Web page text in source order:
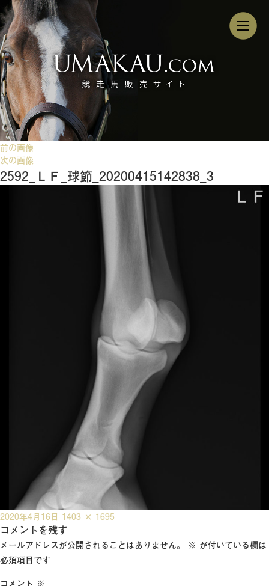
前の画像
次の画像
2592_ＬＦ_球節_20200415142838_3
投
稿
日:
2020年4月16日 フ
ル
サ
1403 × 1695
コメントを残す
メールアドレスが公開されることはありません。 ※ が付いている欄は
必須項目です